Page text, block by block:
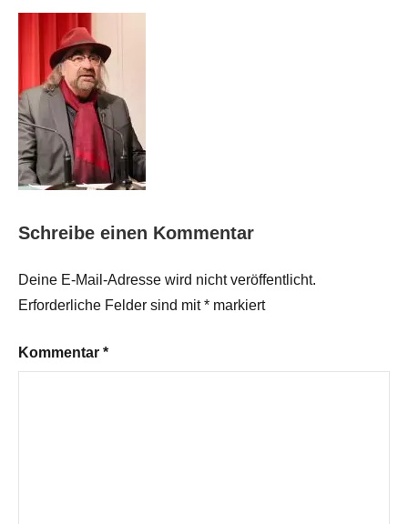
Schreibe einen Kommentar
Deine E-Mail-Adresse wird nicht veröffentlicht.
Erforderliche Felder sind mit* markiert
Kommentar *